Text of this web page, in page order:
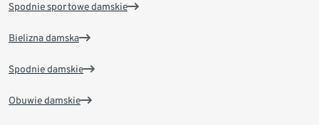
Spodnie sportowe damskie
Bielizna damska
Spodnie damskie
Obuwie damskie